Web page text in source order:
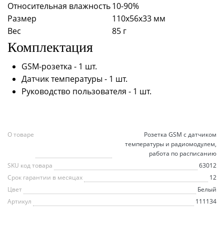
Относительная влажность10-90%
Размер
110х56х33 мм
Вес
85 г
Комплектация
GSM-розетка - 1 шт.
Датчик температуры - 1 шт.
Руководство пользователя - 1 шт.
О товаре
Розетка GSM с датчиком
температуры и радиомодулем,
работа по расписанию
SKU код товара
63012
Срок гарантии в месяцах
12
Цвет
Белый
Артикул
111134